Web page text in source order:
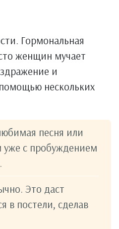
Гормональная
женщин мучает
и
нескольких
песня или
уже с пробуждением
Это даст
в постели, сделав